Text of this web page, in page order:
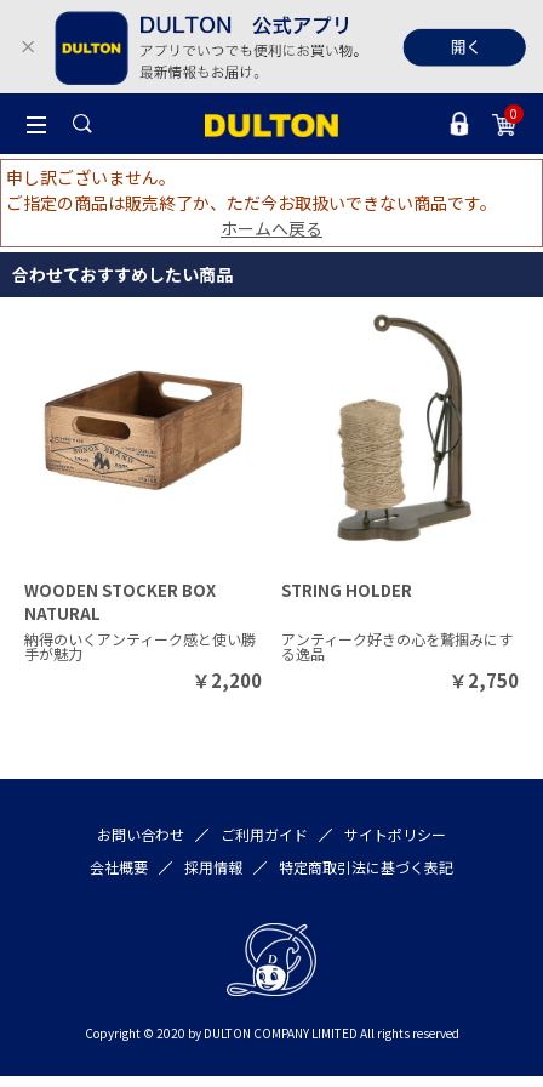
0
申し訳ございません。
ご指定の商品は販売終了か、ただ今お取扱いできない商品です。
ホームへ戻る
合わせておすすめしたい商品
WOODEN STOCKER BOX
NATURAL
納得のいくアンティーク感と使い勝
手が魅力
￥2,200
STRING HOLDER
アンティーク好きの心を鷲掴みにす
る逸品
￥2,750
お問い合わせ ご利用ガイド
サイトポリシー
会社概要
採用情報 特定商取引法に基づく表記
Copyright © 2020 by DULTON COMPANY LIMITED All rights reserved